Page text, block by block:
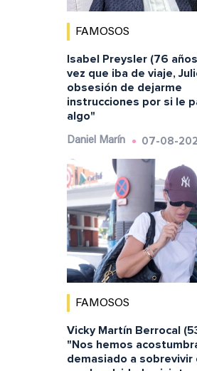
FAMOSOS
Isabel Preysler (76
vez que iba de viaje,
obsesión de dejarme
instrucciones por si le
algo"
Daniel Marín 07-08-
FAMOSOS
Vicky Martín Berrocal
"Nos hemos
demasiado a sobrevivir